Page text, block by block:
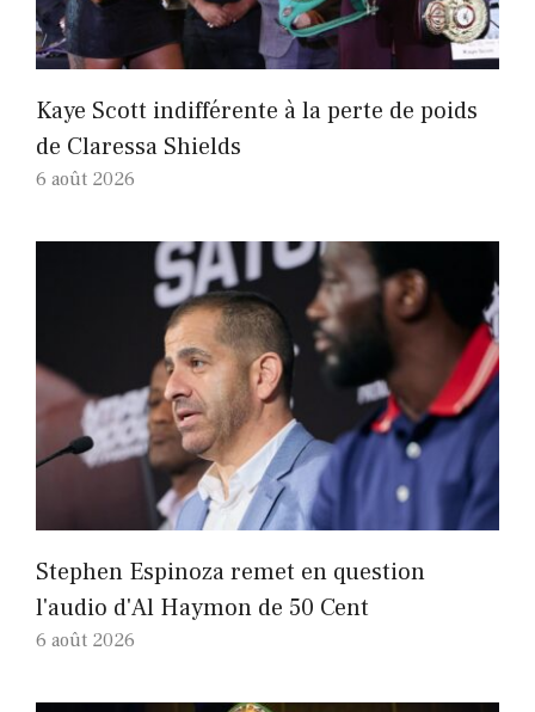
Kaye Scott indifférente à la perte de poids
de Claressa Shields
6 août 2026
Stephen Espinoza remet en question
l'audio d'Al Haymon de 50 Cent
6 août 2026